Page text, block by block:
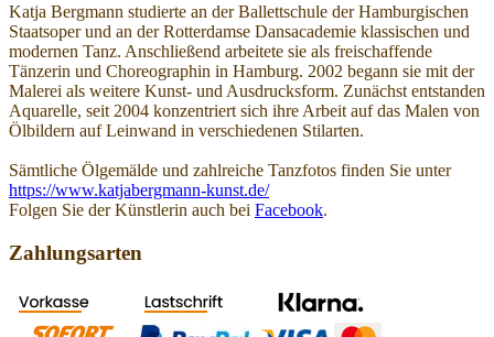
Katja Bergmann studierte an der Ballettschule der Hamburgischen
Staatsoper und an der Rotterdamse Dansacademie klassischen und
modernen Tanz. Anschließend arbeitete sie als freischaffende
Tänzerin und Choreographin in Hamburg. 2002 begann sie mit der
Malerei als weitere Kunst- und Ausdrucksform. Zunächst entstanden
Aquarelle, seit 2004 konzentriert sich ihre Arbeit auf das Malen von
Ölbildern auf Leinwand in verschiedenen Stilarten.
Sämtliche Ölgemälde und zahlreiche Tanzfotos finden Sie unter
https://www.katjabergmann-kunst.de/
Folgen Sie der Künstlerin auch bei Facebook.
Zahlungsarten